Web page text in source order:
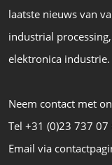
laatste nieuws van
industrial
elektronica industrie.
Neem contact met
Tel +31 (0)23 737 07
Email via